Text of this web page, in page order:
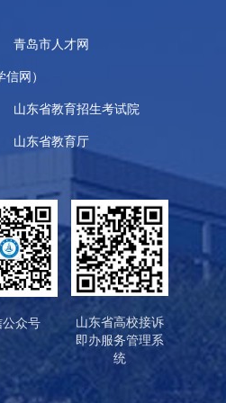
青岛市人才网
网）
山东省教育招生考试院
山东省教育厅
众号
山东省高校接诉
即办服务管理系
统